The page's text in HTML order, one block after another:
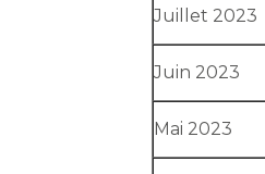
Juillet 2023
Juin 2023
Mai 2023